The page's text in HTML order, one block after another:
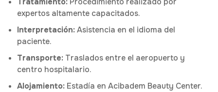
expertos altamente capacitados.
Interpretación:Asistencia en el idioma del
paciente.
Transporte: Traslados entre el aeropuerto y
centro hospitalario.
Alojamiento: Estadía en Acibadem Beauty Center.